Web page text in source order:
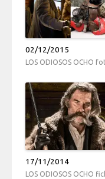
02/12/2015
LOS ODIOSOS OCHO
17/11/2014
LOS ODIOSOS OCHO